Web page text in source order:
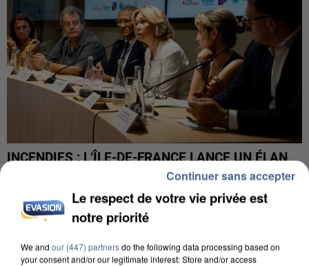
INCENDIES : L’ÎLE-DE-FRANCE LANCE UN ÉLAN
DE SOLIDARITÉ AVEC LES...
Le respect de votre vie privée est
notre priorité
We and our (447) partnersdo the following data processing based on
your consent and/or our legitimate interest: Store and/or access
Continuer sans accepter